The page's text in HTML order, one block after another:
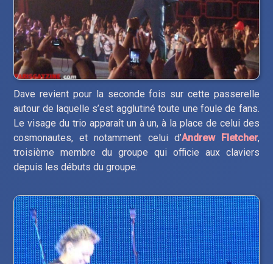
Dave revient pour la seconde fois sur cette passerelle
autour de laquelle s’est agglutiné toute une foule de fans.
Le visage du trio apparaît un à un, à la place de celui des
cosmonautes, et notamment celui d’Andrew Fletcher,
troisième membre du groupe qui officie aux claviers
depuis les débuts du groupe.